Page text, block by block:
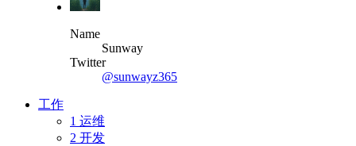
Name
Sunway
Twitter
@sunwayz365
工作
1 运维
2 开发